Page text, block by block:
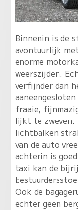
Binnenin is de
avontuurlijk
enorme
weerszijden.
verfijnder dan
fraaie,
lijkt te zweven.
lichtbalken
van de auto
achterin is
taxi kan de
Ook de
echter geen